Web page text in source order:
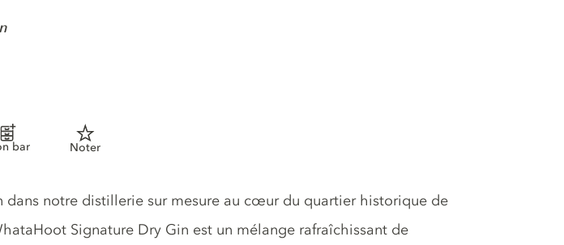
bar Noter
dans notre distillerie sur mesure au cœur du quartier historique de
Signature Dry Gin est un mélange rafraîchissant de